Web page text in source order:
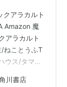
アラカルト
Amazon 魔
アラカルト
ねことうふT
ウス/タマゴ
ことダブル
川書店